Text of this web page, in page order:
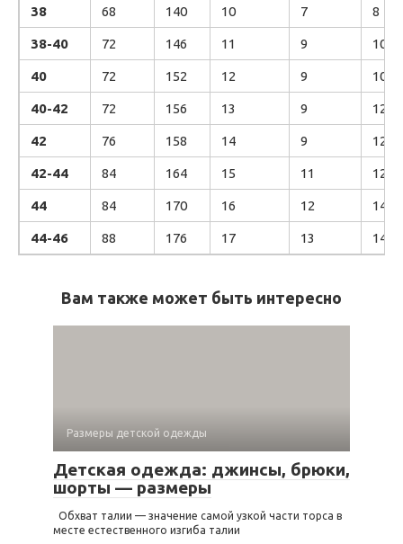
38 68 140 10 7 8
38-40 72 146 11 9 10
40 72 152 12 9 10
40-42 72 156 13 9 12
42 76 158 14 9 12
42-44 84 164 15 11 12
44 84 170 16 12 14
44-46 88 176 17 13 14
Вам также может быть интересно
Размеры детской одежды
Детская одежда: джинсы, брюки,
шорты — размеры
Обхват талии — значение самой узкой части торса в
месте естественного изгиба талии